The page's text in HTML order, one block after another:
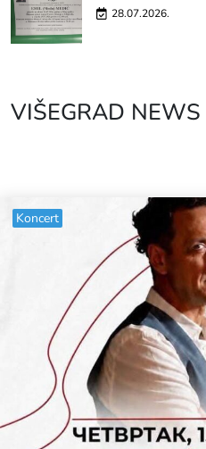
28.07.2026.
VIŠEGRAD NEWS
Koncert